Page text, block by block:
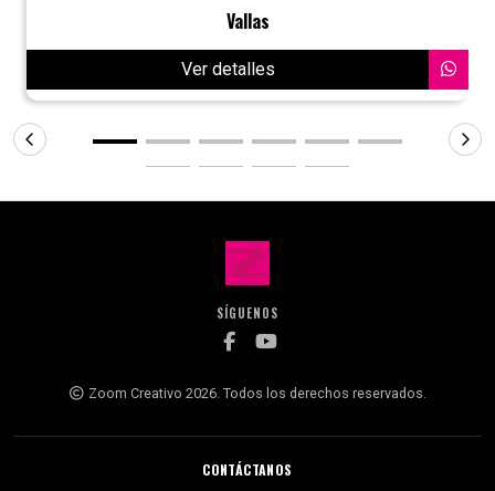
Vallas
Ver detalles
SÍGUENOS
Zoom Creativo 2026. Todos los derechos reservados.
CONTÁCTANOS